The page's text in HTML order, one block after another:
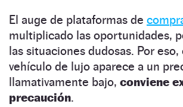
El auge de plataformas de
multiplicado las oportunidades,
las situaciones dudosas. Por eso,
vehículo de lujo aparece a un
llamativamente bajo, conviene
precaución.